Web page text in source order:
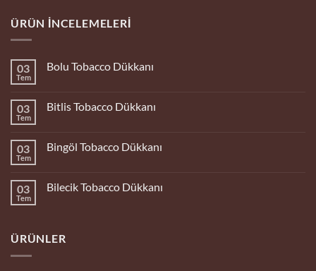
ÜRÜN İNCELEMELERI
03
Tem
Bolu Tobacco Dükkanı
Tobacco
03
Tem
Bitlis Tobacco Dükkanı
Tobacco
03
Tem
Bingöl Tobacco Dükkanı
Tobacco
03
Tem
Bilecik Tobacco Dükkanı
Dükkanı
ÜRÜNLER